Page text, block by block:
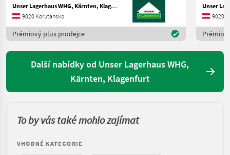
Unser Lagerhaus WHG, Kärnten, Klagenfurt
9020 Korutánsko
Prémiový plus prodejce
9020
Další nabídky od Unser Lagerhaus WHG,
Kärnten, Klagenfurt
To by vás také mohlo zajímat
VHODNÉ KATEGORIE